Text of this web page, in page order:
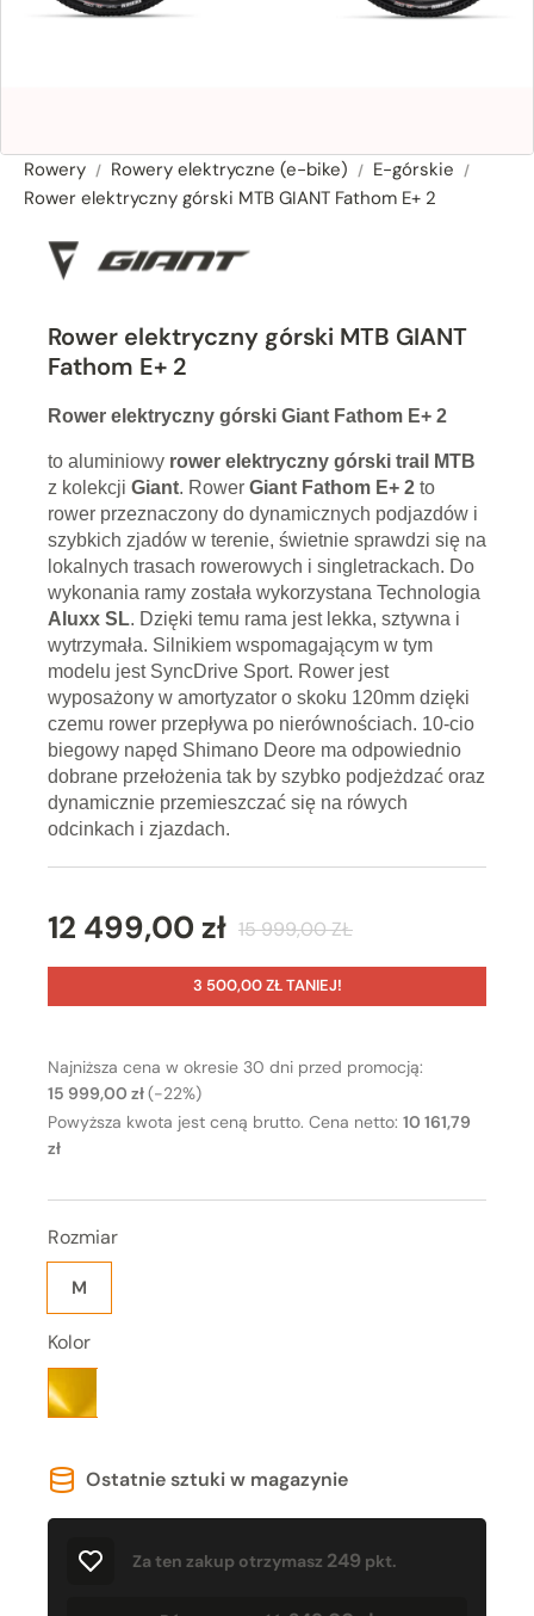
Rowery Rowery elektryczne (e-bike)
E-górskie
Rower elektryczny górski MTB GIANT Fathom E+ 2
Rower elektryczny górski MTB GIANT
Fathom E+ 2
Rower elektryczny górski Giant Fathom E+ 2
to aluminiowy rower elektryczny górski trail MTB
z kolekcji Giant. Rower Giant Fathom E+ 2 to
rower przeznaczony do dynamicznych podjazdów i
szybkich zjadów w terenie, świetnie sprawdzi się na
lokalnych trasach rowerowych i singletrackach. Do
wykonania ramy została wykorzystana Technologia
Aluxx SL. Dzięki temu rama jest lekka, sztywna i
wytrzymała. Silnikiem wspomagającym w tym
modelu jest SyncDrive Sport. Rower jest
wyposażony w amortyzator o skoku 120mm dzięki
czemu rower przepływa po nierównościach. 10-cio
biegowy napęd Shimano Deore ma odpowiednio
dobrane przełożenia tak by szybko podjeżdzać oraz
dynamicznie przemieszczać się na rówych
odcinkach i zjazdach.
12 499,00 zł 15 999,00 ZŁ
3 500,00 ZŁ TANIEJ!
Najniższa cena w okresie 30 dni przed promocją:
15 999,00 zł(-22%)
Powyższa kwota jest ceną brutto. Cena netto: 10 161,79
zł
Rozmiar
M
Kolor
Ostatnie sztuki w magazynie
Za ten zakup otrzymasz 249 pkt.